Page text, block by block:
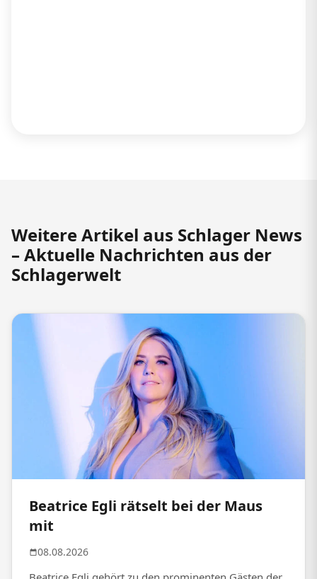
Weitere Artikel aus Schlager News
– Aktuelle Nachrichten aus der
Schlagerwelt
Beatrice Egli rätselt bei der Maus
mit
08.08.2026